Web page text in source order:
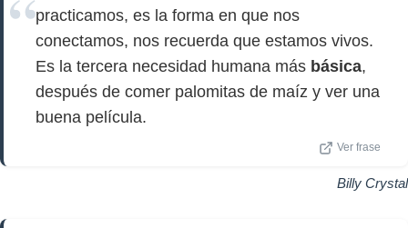
practicamos, es la forma en que nos
conectamos, nos recuerda que estamos vivos.
Es la tercera necesidad humana más básica,
después de comer palomitas de maíz y ver una
buena película.
Ver frase
Billy Crystal